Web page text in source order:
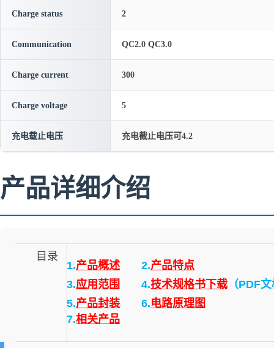
Charge status 2
Communication QC2.0 QC3.0
Charge current 300
Charge voltage 5
充电载止电压 充电截止电压可4.2
产品详细介绍
目录
1.产品概述 2.产品特点
3.应用范围 4.技术规格书下载 （PDF
5.产品封装 6.电路原理图
7.相关产品